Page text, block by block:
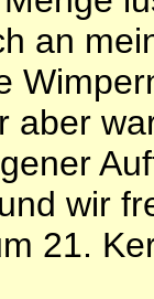
an
aber
wir
21.